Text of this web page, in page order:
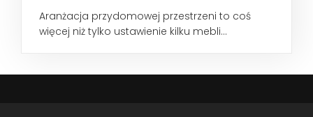
Aranżacja przydomowej przestrzeni to coś
więcej niż tylko ustawienie kilku mebli...